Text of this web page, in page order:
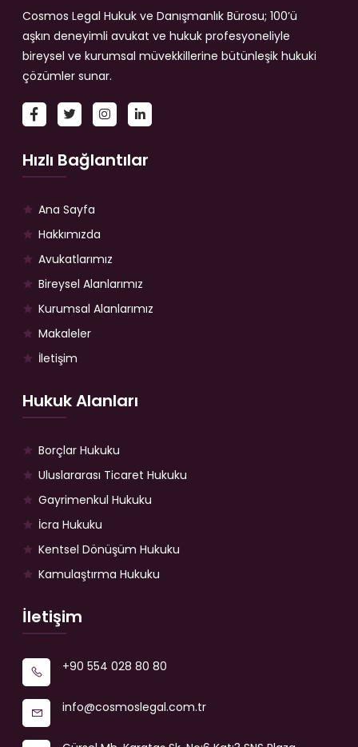
Cosmos Legal Hukuk ve Danışmanlık Bürosu; 100’ü
aşkın deneyimli avukat ve hukuk profesyoneliyle
bireysel ve kurumsal müvekkillerine bütünleşik hukuki
çözümler sunar.
Hızlı Bağlantılar
Ana Sayfa
Hakkımızda
Avukatlarımız
Bireysel Alanlarımız
Kurumsal Alanlarımız
Makaleler
İletişim
Hukuk Alanları
Borçlar Hukuku
Uluslararası Ticaret Hukuku
Gayrimenkul Hukuku
İcra Hukuku
Kentsel Dönüşüm Hukuku
Kamulaştırma Hukuku
İletişim
+90 554 028 80 80
info@cosmoslegal.com.tr